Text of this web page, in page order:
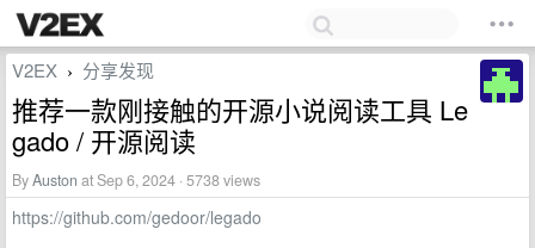
V2EX › 分享发现
推荐一款刚接触的开源小说阅读工具 Le
gado / 开源阅读
ByAuston at Sep 6, 2024 · 5738 views
https://github.com/gedoor/legado